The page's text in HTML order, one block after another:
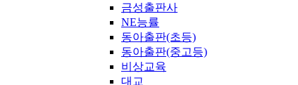
금성출판사
NE능률
동아출판(초등)
동아출판(중고등)
비상교육
대교